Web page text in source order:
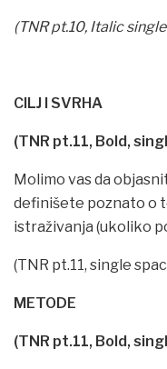
(TNR pt.10, Italic
CILJ I SVRHA
(TNR pt.11, Bold,
Molimo vas da
definišete poznato o
istraživanja (ukoliko
(TNR pt.11, single
METODE
(TNR pt.11, Bold,